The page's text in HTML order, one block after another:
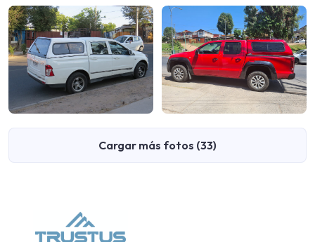
Cargar más fotos (33)